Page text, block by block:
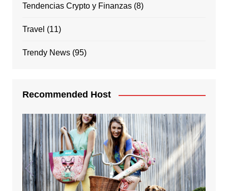
Tendencias Crypto y Finanzas(8)
Travel (11)
Trendy News(95)
Recommended Host